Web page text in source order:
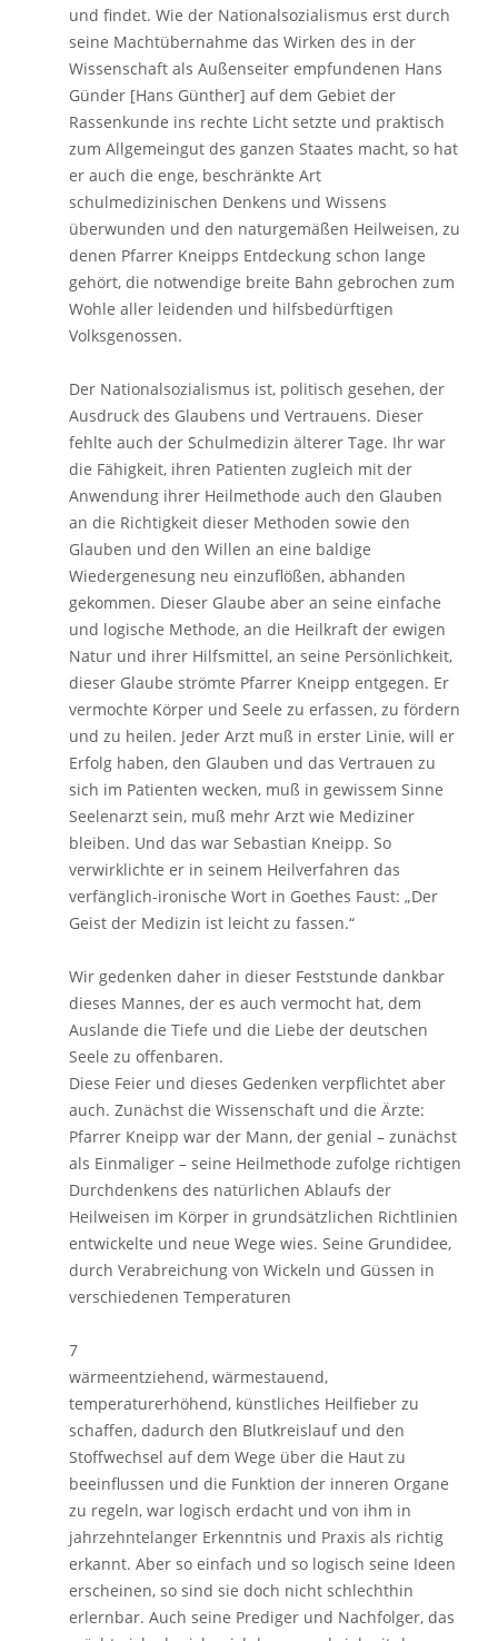
und findet. Wie der Nationalsozialismus erst durch
seine Machtübernahme das Wirken des in der
Wissenschaft als Außenseiter empfundenen Hans
Günder [Hans Günther] auf dem Gebiet der
Rassenkunde ins rechte Licht setzte und praktisch
zum Allgemeingut des ganzen Staates macht, so hat
er auch die enge, beschränkte Art
schulmedizinischen Denkens und Wissens
überwunden und den naturgemäßen Heilweisen, zu
denen Pfarrer Kneipps Entdeckung schon lange
gehört, die notwendige breite Bahn gebrochen zum
Wohle aller leidenden und hilfsbedürftigen
Volksgenossen.
Der Nationalsozialismus ist, politisch gesehen, der
Ausdruck des Glaubens und Vertrauens. Dieser
fehlte auch der Schulmedizin älterer Tage. Ihr war
die Fähigkeit, ihren Patienten zugleich mit der
Anwendung ihrer Heilmethode auch den Glauben
an die Richtigkeit dieser Methoden sowie den
Glauben und den Willen an eine baldige
Wiedergenesung neu einzuflößen, abhanden
gekommen. Dieser Glaube aber an seine einfache
und logische Methode, an die Heilkraft der ewigen
Natur und ihrer Hilfsmittel, an seine Persönlichkeit,
dieser Glaube strömte Pfarrer Kneipp entgegen. Er
vermochte Körper und Seele zu erfassen, zu fördern
und zu heilen. Jeder Arzt muß in erster Linie, will er
Erfolg haben, den Glauben und das Vertrauen zu
sich im Patienten wecken, muß in gewissem Sinne
Seelenarzt sein, muß mehr Arzt wie Mediziner
bleiben. Und das war Sebastian Kneipp. So
verwirklichte er in seinem Heilverfahren das
verfänglich-ironische Wort in Goethes Faust: „Der
Geist der Medizin ist leicht zu fassen.“
Wir gedenken daher in dieser Feststunde dankbar
dieses Mannes, der es auch vermocht hat, dem
Auslande die Tiefe und die Liebe der deutschen
Seele zu offenbaren.
Diese Feier und dieses Gedenken verpflichtet aber
auch. Zunächst die Wissenschaft und die Ärzte:
Pfarrer Kneipp war der Mann, der genial – zunächst
als Einmaliger – seine Heilmethode zufolge richtigen
Durchdenkens des natürlichen Ablaufs der
Heilweisen im Körper in grundsätzlichen Richtlinien
entwickelte und neue Wege wies. Seine Grundidee,
durch Verabreichung von Wickeln und Güssen in
verschiedenen Temperaturen
7
wärmeentziehend, wärmestauend,
temperaturerhöhend, künstliches Heilfieber zu
schaffen, dadurch den Blutkreislauf und den
Stoffwechsel auf dem Wege über die Haut zu
beeinflussen und die Funktion der inneren Organe
zu regeln, war logisch erdacht und von ihm in
jahrzehntelanger Erkenntnis und Praxis als richtig
erkannt. Aber so einfach und so logisch seine Ideen
erscheinen, so sind sie doch nicht schlechthin
erlernbar. Auch seine Prediger und Nachfolger, das